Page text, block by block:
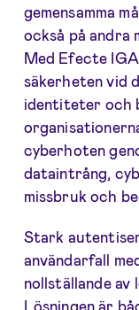
gemensamma
också på andra
Med Efecte
säkerheten vid
identiteter och
cyberhoten
dataintrång,
missbruk och
Stark
användarfall
nollställande av
Lösningen är